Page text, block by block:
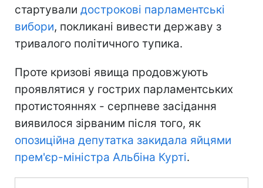
стартували дострокові парламентські
вибори, покликані вивести державу з
тривалого політичного тупика.
Проте кризові явища продовжують
проявлятися у гострих парламентських
протистояннях - серпневе засідання
виявилося зірваним після того, як
опозиційна депутатка закидала яйцями
прем'єр-міністра Альбіна Курті.